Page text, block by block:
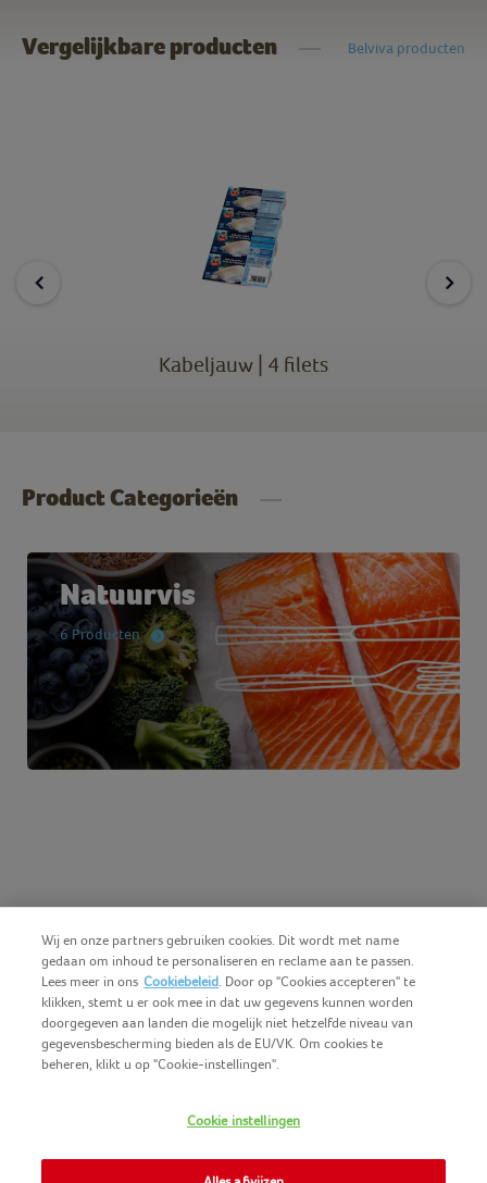
Vergelijkbare producten Belviva producten
Kabeljauw | 4 filets
Product Categorieën
Natuurvis
6 Producten
COPYRIGHT IGLO 2025
CONTACTEER ONS
Wij en onze partners gebruiken cookies. Dit wordt met name
gedaan om inhoud te personaliseren en reclame aan te passen.
Lees meer in ons Cookiebeleid. Door op "Cookies accepteren" te
klikken, stemt u er ook mee in dat uw gegevens kunnen worden
doorgegeven aan landen die mogelijk niet hetzelfde niveau van
gegevensbescherming bieden als de EU/VK. Om cookies te
beheren, klikt u op "Cookie-instellingen".
Cookie instellingen